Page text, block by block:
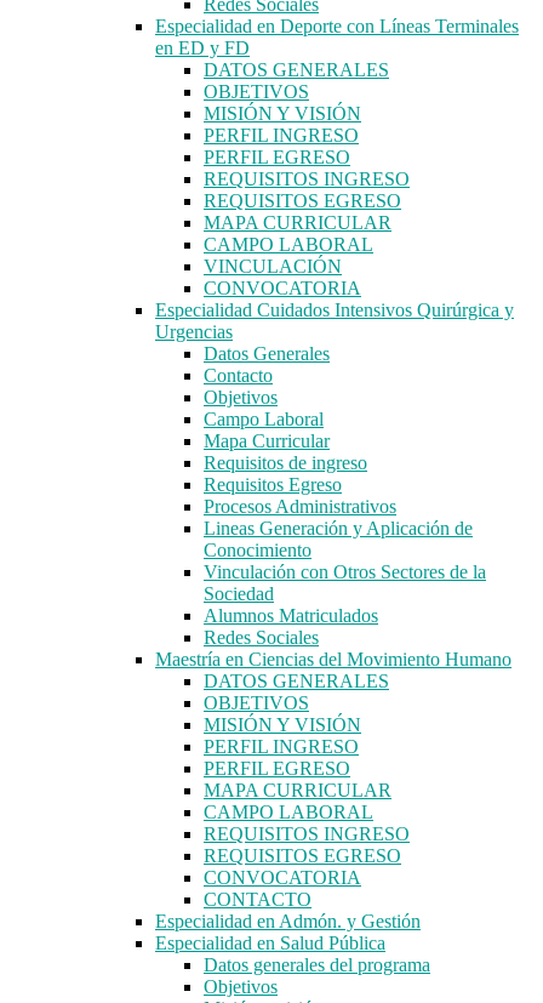
Redes Sociales
Especialidad en Deporte con Líneas Terminales
en ED y FD
DATOS GENERALES
OBJETIVOS
MISIÓN Y VISIÓN
PERFIL INGRESO
PERFIL EGRESO
REQUISITOS INGRESO
REQUISITOS EGRESO
MAPA CURRICULAR
CAMPO LABORAL
VINCULACIÓN
CONVOCATORIA
Especialidad Cuidados Intensivos Quirúrgica y
Urgencias
Datos Generales
Contacto
Objetivos
Campo Laboral
Mapa Curricular
Requisitos de ingreso
Requisitos Egreso
Procesos Administrativos
Lineas Generación y Aplicación de
Conocimiento
Vinculación con Otros Sectores de la
Sociedad
Alumnos Matriculados
Redes Sociales
Maestría en Ciencias del Movimiento Humano
DATOS GENERALES
OBJETIVOS
MISIÓN Y VISIÓN
PERFIL INGRESO
PERFIL EGRESO
MAPA CURRICULAR
CAMPO LABORAL
REQUISITOS INGRESO
REQUISITOS EGRESO
CONVOCATORIA
CONTACTO
Especialidad en Admón. y Gestión
Especialidad en Salud Pública
Datos generales del programa
Objetivos